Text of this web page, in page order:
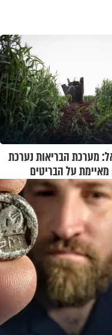
מערכת הבריאות נערכת
על הבריטים